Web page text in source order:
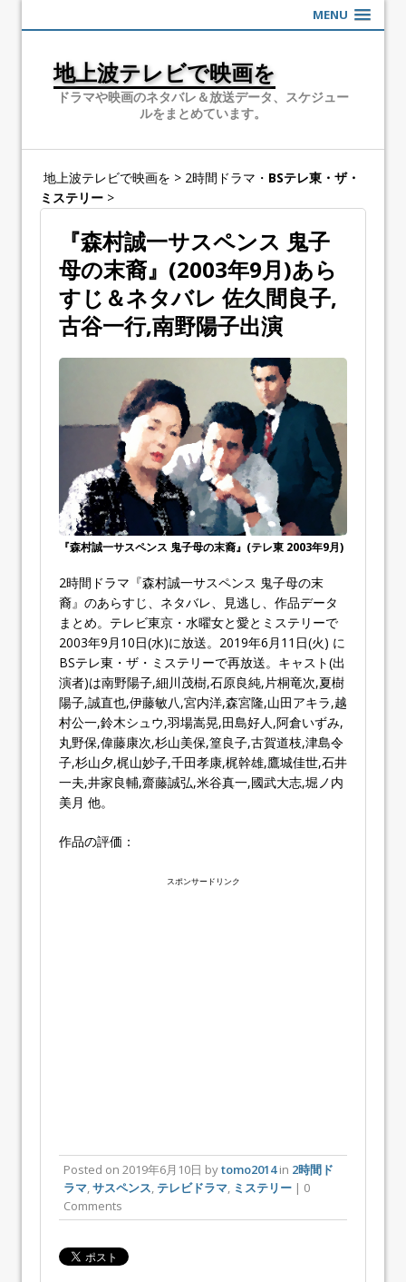
MENU
地上波テレビで映画を
ドラマや映画のネタバレ＆放送データ、スケジュー
ルをまとめています。
地上波テレビで映画を > 2時間ドラマ・ BSテレ東・ザ・
ミステリー >
『森村誠一サスペンス 鬼子
母の末裔』(2003年9月)あら
すじ＆ネタバレ 佐久間良子,
古谷一行,南野陽子出演
『森村誠一サスペンス 鬼子母の末裔』(テレ東 2003年9月)
2時間ドラマ『森村誠一サスペンス 鬼子母の末
裔』のあらすじ、ネタバレ、見逃し、作品データ
まとめ。テレビ東京・水曜女と愛とミステリーで
2003年9月10日(水)に放送。2019年6月11日(火) に
BSテレ東・ザ・ミステリーで再放送。キャスト(出
演者)は南野陽子,細川茂樹,石原良純,片桐竜次,夏樹
陽子,誠直也,伊藤敏八,宮内洋,森宮隆,山田アキラ,越
村公一,鈴木シュウ,羽場嵩晃,田島好人,阿倉いずみ,
丸野保,偉藤康次,杉山美保,篁良子,古賀道枝,津島令
子,杉山夕,梶山妙子,千田孝康,梶幹雄,鷹城佳世,石井
一夫,井家良輔,齋藤誠弘,米谷真一,國武大志,堀ノ内
美月 他。
作品の評価：
スポンサードリンク
Posted on 2019年6月10日 bytomo2014in 2時間ド
ラマ サスペンス テレビドラマ ミステリー | 0
Comments